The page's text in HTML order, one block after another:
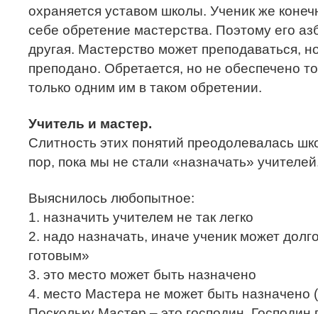
охраняется уставом школы. Ученик же
себе обретение мастерства. Поэтому его
другая. Мастерство может преподаваться,
преподано. Обретается, но не обеспечено
только одним им в таком обретении.
Учитель и мастер.
Слитность этих понятий преодолевалась
пор, пока мы не стали «назначать»
Выяснилось любопытное:
1. назначить учителем не так легко
2. надо назначать, иначе ученик может
готовым»
3. это место может быть назначено
4. место Мастера не может быть назначено